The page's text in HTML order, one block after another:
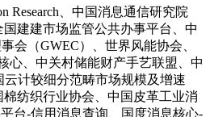
、中国消息通信研究院
建建市场监管公共办事平台、中
会（GWEC）、世界风能协会、
心、中关村储能财产手艺联盟、中
计较细分范畴市场规模及增速
纺织行业协会、中国皮革工业消
台-信用消息查询、国度消息核心-